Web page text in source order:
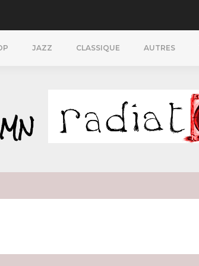
JAZZ CLASSIQUE AUTRES